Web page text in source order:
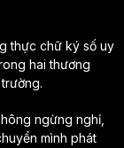
thực chữ ký số uy
hai thương
ngừng nghỉ,
mình phát